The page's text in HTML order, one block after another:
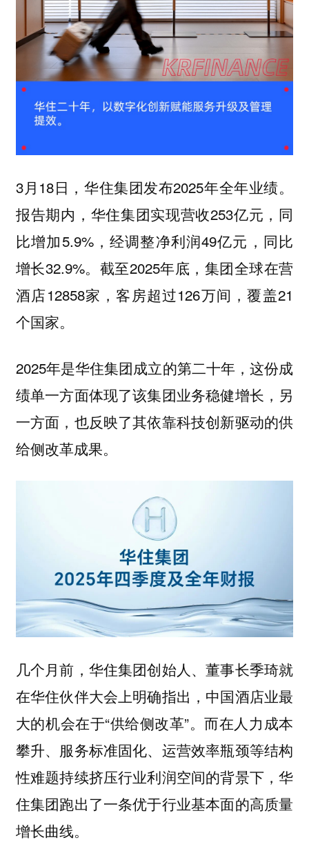
3月18日，华住集团发布2025年全年业绩。
报告期内，华住集团实现营收253亿元，同
比增加5.9%，经调整净利润49亿元，同比
增长32.9%。截至2025年底，集团全球在营
酒店12858家，客房超过126万间，覆盖21
个国家。
2025年是华住集团成立的第二十年，这份成
绩单一方面体现了该集团业务稳健增长，另
一方面，也反映了其依靠科技创新驱动的供
给侧改革成果。
几个月前，华住集团创始人、董事长季琦就
在华住伙伴大会上明确指出，中国酒店业最
大的机会在于“供给侧改革”。而在人力成本
攀升、服务标准固化、运营效率瓶颈等结构
性难题持续挤压行业利润空间的背景下，华
住集团跑出了一条优于行业基本面的高质量
增长曲线。